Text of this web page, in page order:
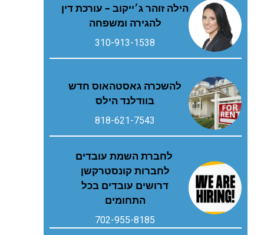
הילה זוהר ג׳ייקוב – עורכת דין
להגירה ומשפחה
310-913-1538
להשכרה גאסטהאוס חדש
בוודלנד הילס
818-621-7543
לחברת השמת עובדים
לחברות קונסטרקשן
דרושים עובדים בכל
התחומים
702-955-8185